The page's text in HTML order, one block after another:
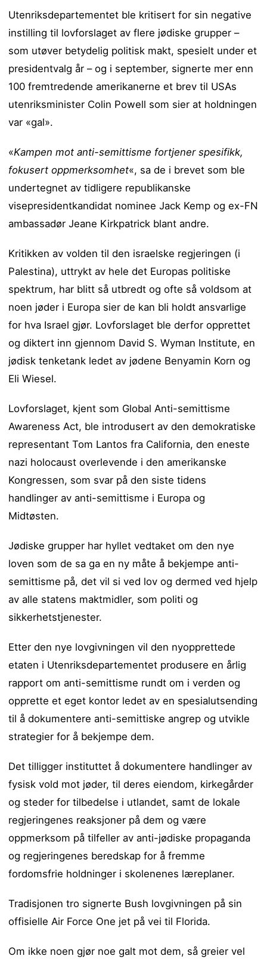
Utenriksdepartementet ble kritisert for sin negative
instilling til lovforslaget av flere jødiske grupper –
som utøver betydelig politisk makt, spesielt under et
presidentvalg år – og i september, signerte mer enn
100 fremtredende amerikanerne et brev til USAs
utenriksminister Colin Powell som sier at holdningen
var «gal».
«Kampen mot anti-semittisme fortjener spesifikk,
fokusert oppmerksomhet«, sa de i brevet som ble
undertegnet av tidligere republikanske
visepresidentkandidat nominee Jack Kemp og ex-FN
ambassadør Jeane Kirkpatrick blant andre.
Kritikken av volden til den israelske regjeringen (i
Palestina), uttrykt av hele det Europas politiske
spektrum, har blitt så utbredt og ofte så voldsom at
noen jøder i Europa sier de kan bli holdt ansvarlige
for hva Israel gjør. Lovforslaget ble derfor opprettet
og diktert inn gjennom David S. Wyman Institute, en
jødisk tenketank ledet av jødene Benyamin Korn og
Eli Wiesel.
Lovforslaget, kjent som Global Anti-semittisme
Awareness Act, ble introdusert av den demokratiske
representant Tom Lantos fra California, den eneste
nazi holocaust overlevende i den amerikanske
Kongressen, som svar på den siste tidens
handlinger av anti-semittisme i Europa og
Midtøsten.
Jødiske grupper har hyllet vedtaket om den nye
loven som de sa ga en ny måte å bekjempe anti-
semittisme på, det vil si ved lov og dermed ved hjelp
av alle statens maktmidler, som politi og
sikkerhetstjenester.
Etter den nye lovgivningen vil den nyopprettede
etaten i Utenriksdepartementet produsere en årlig
rapport om anti-semittisme rundt om i verden og
opprette et eget kontor ledet av en spesialutsending
til å dokumentere anti-semittiske angrep og utvikle
strategier for å bekjempe dem.
Det tilligger instituttet å dokumentere handlinger av
fysisk vold mot jøder, til deres eiendom, kirkegårder
og steder for tilbedelse i utlandet, samt de lokale
regjeringenes reaksjoner på dem og være
oppmerksom på tilfeller av anti-jødiske propaganda
og regjeringenes beredskap for å fremme
fordomsfrie holdninger i skolenenes læreplaner.
Tradisjonen tro signerte Bush lovgivningen på sin
offisielle Air Force One jet på vei til Florida.
Om ikke noen gjør noe galt mot dem, så greier vel